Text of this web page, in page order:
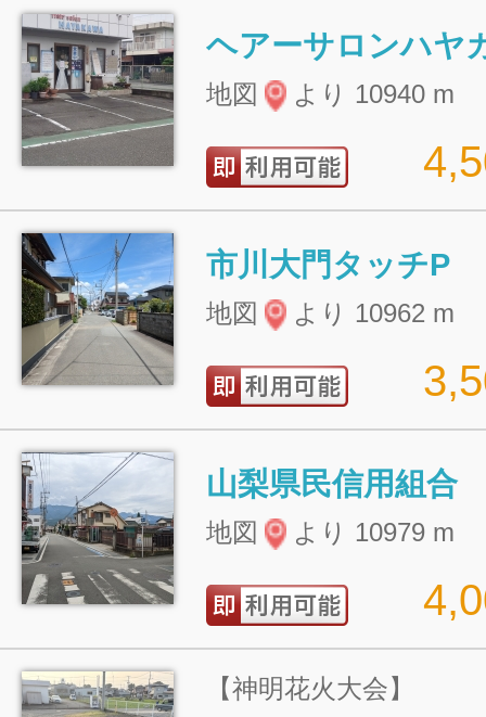
ヘアーサロンハヤ
地図 より 10940 m
市川大門タッチP
地図 より 10962 m
山梨県民信用組合
地図 より 10979 m
【神明花火大会】